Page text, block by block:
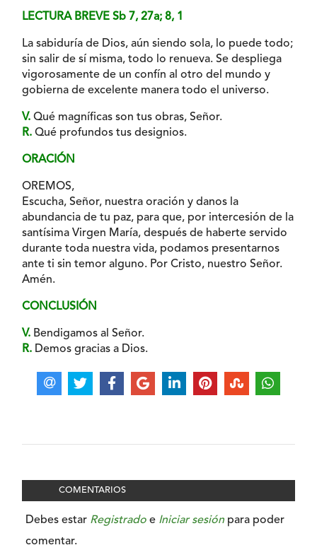
LECTURA BREVE Sb 7, 27a; 8, 1
La sabiduría de Dios, aún siendo sola, lo puede todo;
sin salir de sí misma, todo lo renueva. Se despliega
vigorosamente de un confín al otro del mundo y
gobierna de excelente manera todo el universo.
V. Qué magníficas son tus obras, Señor.
R. Qué profundos tus designios.
ORACIÓN
OREMOS,
Escucha, Señor, nuestra oración y danos la
abundancia de tu paz, para que, por intercesión de la
santísima Virgen María, después de haberte servido
durante toda nuestra vida, podamos presentarnos
ante ti sin temor alguno. Por Cristo, nuestro Señor.
Amén.
CONCLUSIÓN
V. Bendigamos al Señor.
R. Demos gracias a Dios.
COMENTARIOS
Debes estar Registrado e Iniciar sesión para poder
comentar.